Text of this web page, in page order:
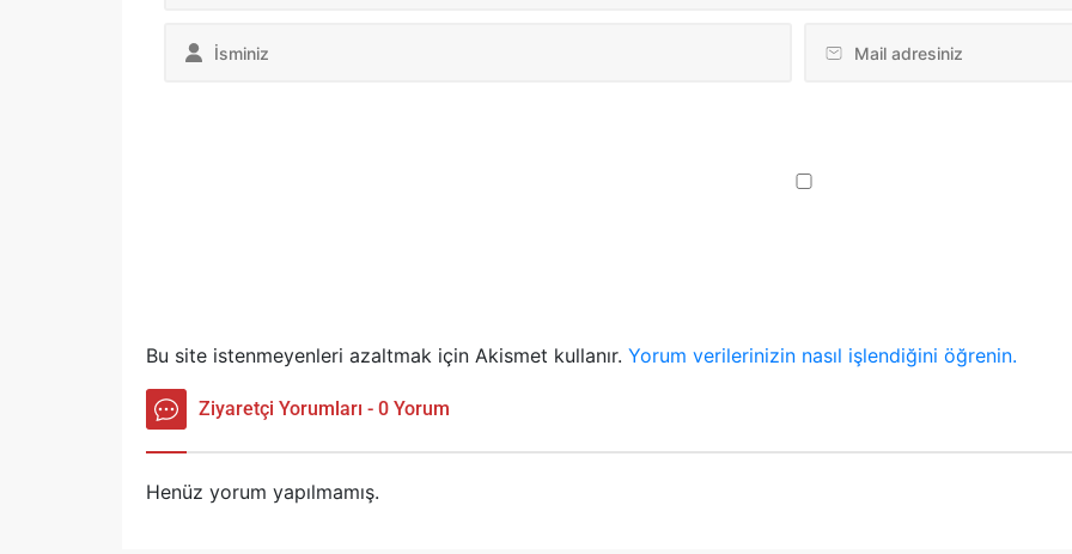
Bu site istenmeyenleri azaltmak için Akismet kullanır. Yorum verilerinizin nasıl işlendiğini öğrenin.
Ziyaretçi Yorumları - 0 Yorum
Henüz yorum yapılmamış.